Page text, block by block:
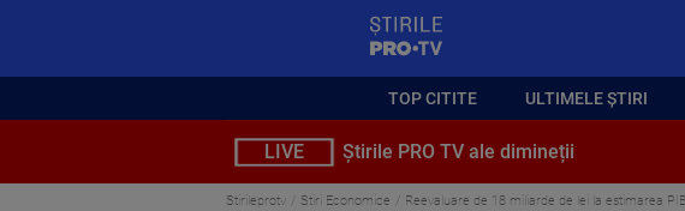
TOP CITITE ULTIMELE ȘTIRI
LIVE Știrile PRO TV ale dimineții
Stirileprotv Stiri Economice Reevaluare de 18 miliarde de lei la estimarea